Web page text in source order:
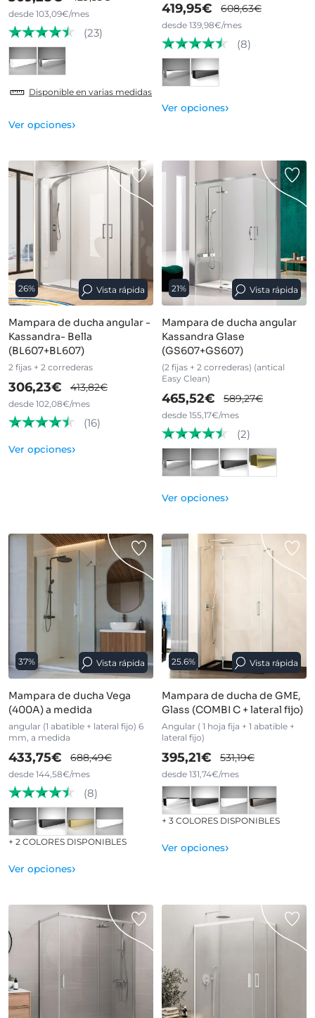
desde 103,09€/mes
(23)
Disponible en varias medidas
Ver opciones›
419,95€ 608,63€
desde 139,98€/mes
(8)
Ver opciones›
26% Vista rápida
Mampara de ducha angular -
Kassandra- Bella
(BL607+BL607)
2 fijas + 2 correderas
306,23€ 413,82€
desde 102,08€/mes
(16)
Ver opciones›
21% Vista rápida
Mampara de ducha angular
Kassandra Glase
(GS607+GS607)
(2 fijas + 2 correderas) (antical
Easy Clean)
465,52€ 589,27€
desde 155,17€/mes
(2)
Ver opciones›
37% Vista rápida
Mampara de ducha Vega
(400A) a medida
angular (1 abatible + lateral fijo) 6
mm, a medida
433,75€ 688,49€
desde 144,58€/mes
(8)
+ 2 COLORES DISPONIBLES
Ver opciones›
25.6% Vista rápida
Mampara de ducha de GME,
Glass (COMBI C + lateral fijo)
Angular ( 1 hoja fija + 1 abatible +
lateral fijo)
395,21€ 531,19€
desde 131,74€/mes
+ 3 COLORES DISPONIBLES
Ver opciones›